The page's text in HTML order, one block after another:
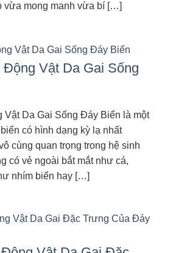
vừa mong manh vừa bí […]
Vật Da Gai Sống
Vật Da Gai Sống Đáy Biển là một
có hình dạng kỳ lạ nhất
cùng quan trọng trong hệ sinh
có vẻ ngoài bắt mắt như cá,
nhím biển hay […]